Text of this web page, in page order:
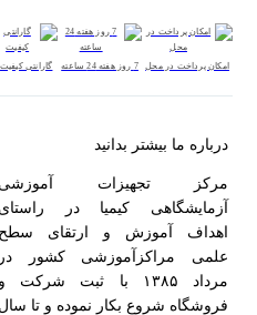
امکان پرداخت در محل 7 روز هفته 24 ساعته گارانتی کیفیت
درباره ما بیشتر بدانید
مرکز تجهیزات آموزشی
آزمایشگاهی کیمیا در راستای
اهداف آموزش و ارتقای سطح
علمی مراکزآموزشی کشور در
مرداد ۱۳۸۵ با ثبت شرکت و
فروشگاه شروع بکار نموده و تا سال